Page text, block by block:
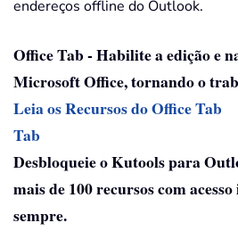
endereços offline do Outlook.
Office Tab - Habilite a edição e
Microsoft Office, tornando o
Leia os Recursos do Office Tab
Tab
Desbloqueie o Kutools para
mais de 100 recursos com
sempre.